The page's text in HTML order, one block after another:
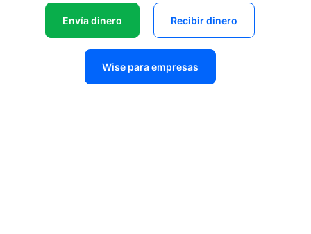
Envía dinero Recibir dinero
Wise para empresas